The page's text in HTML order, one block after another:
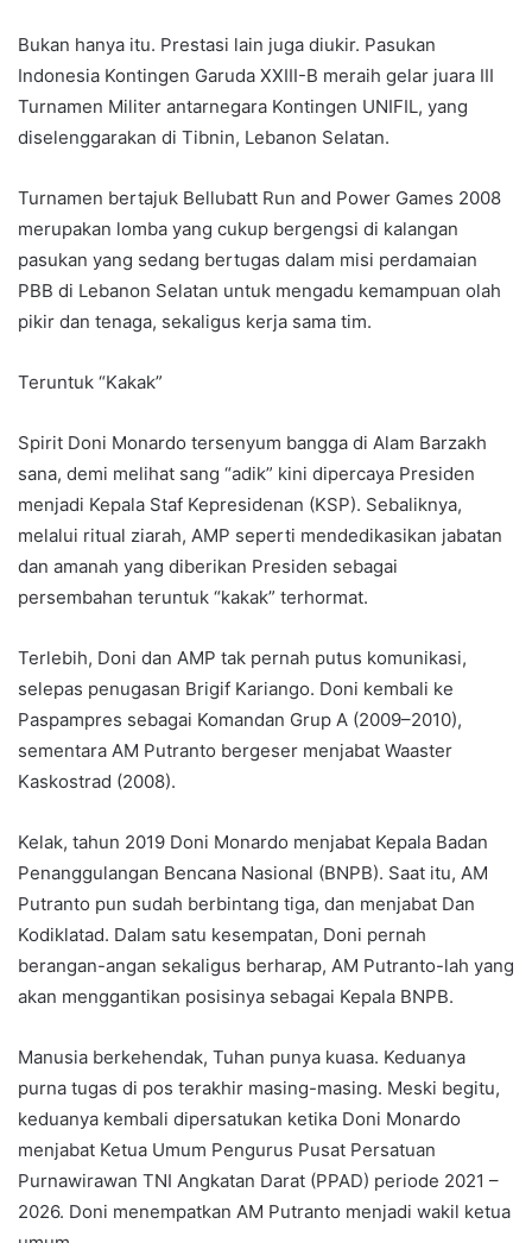
Bukan hanya itu. Prestasi lain juga diukir. Pasukan
Indonesia Kontingen Garuda XXIII-B meraih gelar juara III
Turnamen Militer antarnegara Kontingen UNIFIL, yang
diselenggarakan di Tibnin, Lebanon Selatan.
Turnamen bertajuk Bellubatt Run and Power Games 2008
merupakan lomba yang cukup bergengsi di kalangan
pasukan yang sedang bertugas dalam misi perdamaian
PBB di Lebanon Selatan untuk mengadu kemampuan olah
pikir dan tenaga, sekaligus kerja sama tim.
Teruntuk “Kakak”
Spirit Doni Monardo tersenyum bangga di Alam Barzakh
sana, demi melihat sang “adik” kini dipercaya Presiden
menjadi Kepala Staf Kepresidenan (KSP). Sebaliknya,
melalui ritual ziarah, AMP seperti mendedikasikan jabatan
dan amanah yang diberikan Presiden sebagai
persembahan teruntuk “kakak” terhormat.
Terlebih, Doni dan AMP tak pernah putus komunikasi,
selepas penugasan Brigif Kariango. Doni kembali ke
Paspampres sebagai Komandan Grup A (2009–2010),
sementara AM Putranto bergeser menjabat Waaster
Kaskostrad (2008).
Kelak, tahun 2019 Doni Monardo menjabat Kepala Badan
Penanggulangan Bencana Nasional (BNPB). Saat itu, AM
Putranto pun sudah berbintang tiga, dan menjabat Dan
Kodiklatad. Dalam satu kesempatan, Doni pernah
berangan-angan sekaligus berharap, AM Putranto-lah yang
akan menggantikan posisinya sebagai Kepala BNPB.
Manusia berkehendak, Tuhan punya kuasa. Keduanya
purna tugas di pos terakhir masing-masing. Meski begitu,
keduanya kembali dipersatukan ketika Doni Monardo
menjabat Ketua Umum Pengurus Pusat Persatuan
Purnawirawan TNI Angkatan Darat (PPAD) periode 2021 –
2026. Doni menempatkan AM Putranto menjadi wakil ketua